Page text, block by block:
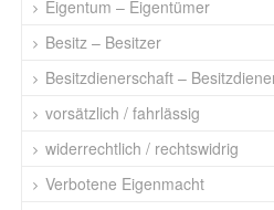
Eigentum – Eigentümer
Besitz – Besitzer
Besitzdienerschaft –
vorsätzlich / fahrlässig
widerrechtlich / rechtswidrig
Verbotene Eigenmacht